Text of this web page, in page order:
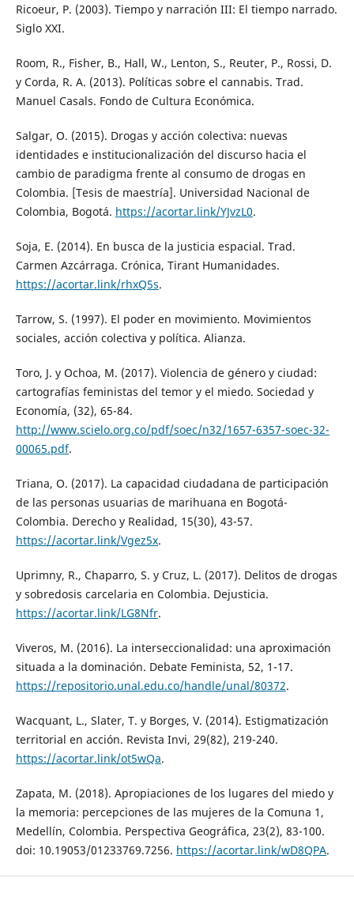
Ricoeur, P. (2003). Tiempo y narración III: El tiempo narrado.
Siglo XXI.
Room, R., Fisher, B., Hall, W., Lenton, S., Reuter, P., Rossi, D.
y Corda, R. A. (2013). Políticas sobre el cannabis. Trad.
Manuel Casals. Fondo de Cultura Económica.
Salgar, O. (2015). Drogas y acción colectiva: nuevas
identidades e institucionalización del discurso hacia el
cambio de paradigma frente al consumo de drogas en
Colombia. [Tesis de maestría]. Universidad Nacional de
Colombia, Bogotá. https://acortar.link/YJvzL0.
Soja, E. (2014). En busca de la justicia espacial. Trad.
Carmen Azcárraga. Crónica, Tirant Humanidades.
https://acortar.link/rhxQ5s.
Tarrow, S. (1997). El poder en movimiento. Movimientos
sociales, acción colectiva y política. Alianza.
Toro, J. y Ochoa, M. (2017). Violencia de género y ciudad:
cartografías feministas del temor y el miedo. Sociedad y
Economía, (32), 65-84.
http://www.scielo.org.co/pdf/soec/n32/1657-6357-soec-32-
00065.pdf.
Triana, O. (2017). La capacidad ciudadana de participación
de las personas usuarias de marihuana en Bogotá-
Colombia. Derecho y Realidad, 15(30), 43-57.
https://acortar.link/Vgez5x.
Uprimny, R., Chaparro, S. y Cruz, L. (2017). Delitos de drogas
y sobredosis carcelaria en Colombia. Dejusticia.
https://acortar.link/LG8Nfr.
Viveros, M. (2016). La interseccionalidad: una aproximación
situada a la dominación. Debate Feminista, 52, 1-17.
https://repositorio.unal.edu.co/handle/unal/80372.
Wacquant, L., Slater, T. y Borges, V. (2014). Estigmatización
territorial en acción. Revista Invi, 29(82), 219-240.
https://acortar.link/ot5wQa.
Zapata, M. (2018). Apropiaciones de los lugares del miedo y
la memoria: percepciones de las mujeres de la Comuna 1,
Medellín, Colombia. Perspectiva Geográfica, 23(2), 83-100.
doi: 10.19053/01233769.7256. https://acortar.link/wD8QPA.